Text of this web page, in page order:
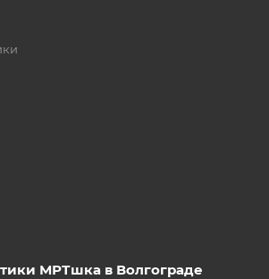
МРТшка в Волгограде